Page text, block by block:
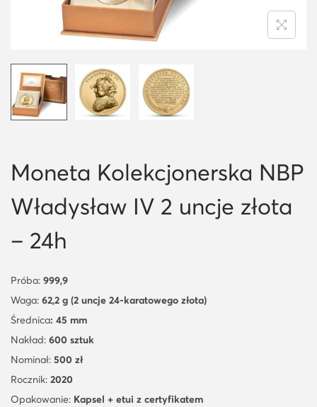
o
Moneta Kolekcjonerska NBP
Władysław IV 2 uncje złota
– 24h
Próba: 999,9
Waga: 62,2 g (2 uncje 24-karatowego złota)
Średnica: 45 mm
Nakład: 600 sztuk
Nominał: 500 zł
Rocznik: 2020
Opakowanie: Kapsel + etui z certyfikatem